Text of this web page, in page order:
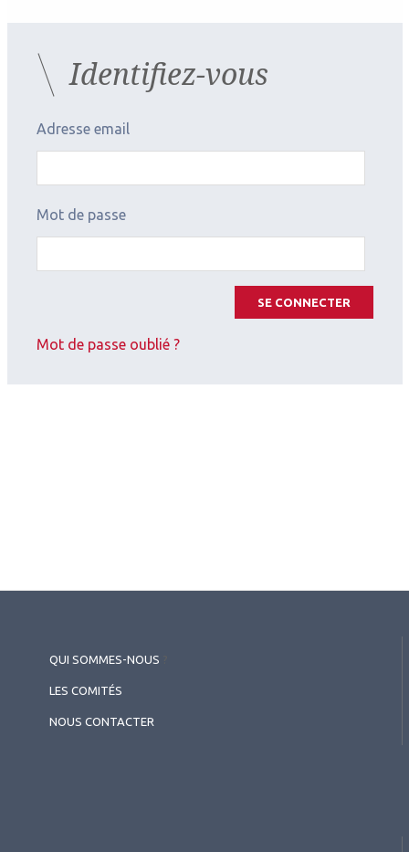
Identifiez-vous
Adresse email
Mot de passe
SE CONNECTER
Mot de passe oublié ?
QUI SOMMES-NOUS
LES COMITÉS
NOUS CONTACTER